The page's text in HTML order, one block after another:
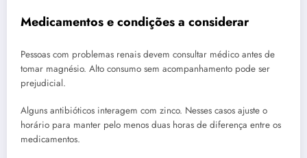
Medicamentos e condições a considerar
Pessoas com problemas renais devem consultar médico antes de
tomar magnésio. Alto consumo sem acompanhamento pode ser
prejudicial.
Alguns antibióticos interagem com zinco. Nesses casos ajuste o
horário para manter pelo menos duas horas de diferença entre os
medicamentos.